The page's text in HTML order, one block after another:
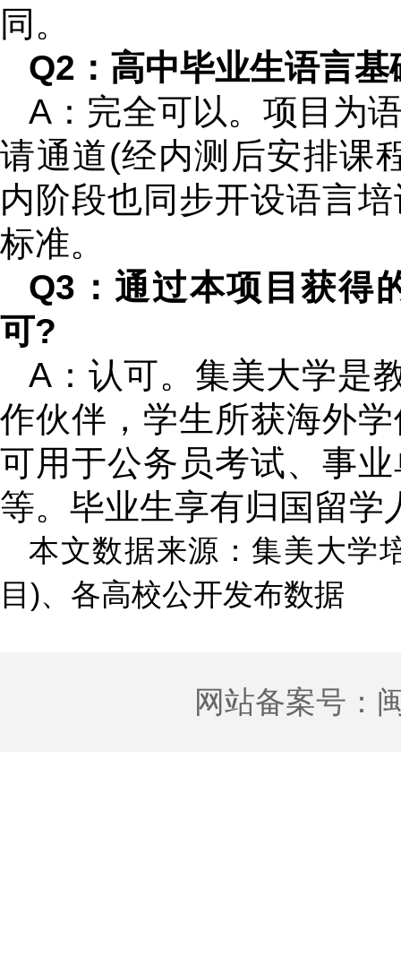
同。
Q2：高中毕业生语言
A：完全可以。项目为
请通道(经内测后安排课
内阶段也同步开设语言
标准。
Q3：通过本项目获得
可?
A：认可。集美大学是
作伙伴，学生所获海外
可用于公务员考试、事
等。毕业生享有归国留学
本文数据来源：集美大学
目)、各高校公开发布数据
网站备案号：